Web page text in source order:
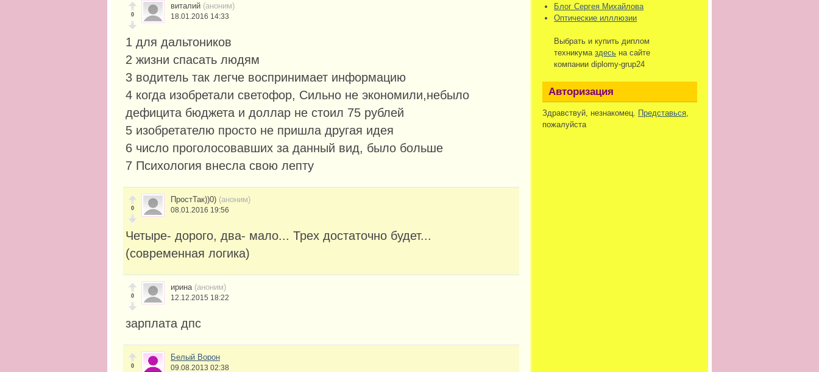
0
виталий (аноним)
18.01.2016 14:33
1 для дальтоников
2 жизни спасать людям
3 водитель так легче воспринимает информацию
4 когда изобретали светофор, Сильно не экономили,небыло
дефицита бюджета и доллар не стоил 75 рублей
5 изобретателю просто не пришла другая идея
6 число проголосовавших за данный вид, было больше
7 Психология внесла свою лепту
0
ПростТак))0) (аноним)
08.01.2016 19:56
Четыре- дорого, два- мало... Трех достаточно будет...
(современная логика)
0
ирина (аноним)
12.12.2015 18:22
зарплата дпс
0
Белый Ворон
09.08.2013 02:38
Блог Сергея Михайлова
Оптические илллюзии
Выбрать и купить диплом
техникумаздесь на сайте
компании diplomy-grup24
Авторизация
Здравствуй, незнакомец. Представься,
пожалуйста